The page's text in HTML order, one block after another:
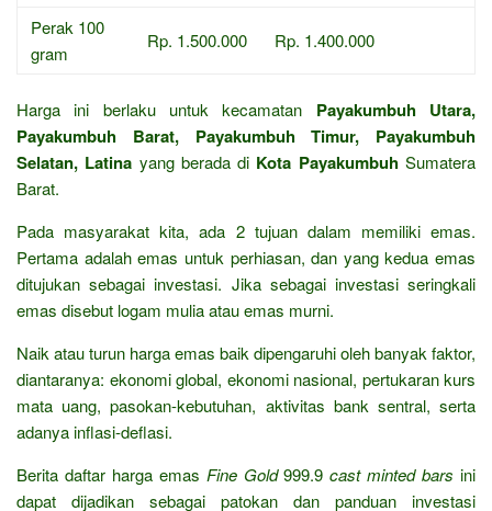
Perak 100
gram
Rp. 1.500.000 Rp. 1.400.000
Harga ini berlaku untuk kecamatan Payakumbuh Utara,
Payakumbuh Barat, Payakumbuh Timur, Payakumbuh
Selatan, Latina yang berada di Kota PayakumbuhSumatera
Barat.
Pada masyarakat kita, ada 2 tujuan dalam memiliki emas.
Pertama adalah emas untuk perhiasan, dan yang kedua emas
ditujukan sebagai investasi. Jika sebagai investasi seringkali
emas disebut logam mulia atau emas murni.
Naik atau turun harga emas baik dipengaruhi oleh banyak faktor,
diantaranya: ekonomi global, ekonomi nasional, pertukaran kurs
mata uang, pasokan-kebutuhan, aktivitas bank sentral, serta
adanya inflasi-deflasi.
Berita daftar harga emas Fine Gold999.9cast minted barsini
dapat dijadikan sebagai patokan dan panduan investasi